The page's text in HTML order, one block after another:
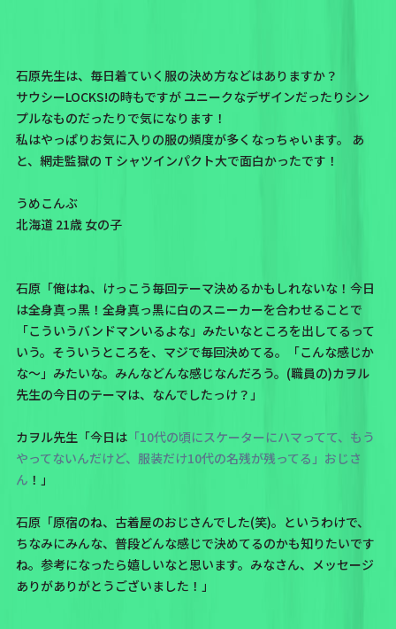
石原先生は、毎日着ていく服の決め方などはありますか？
サウシーLOCKS!の時もですが ユニークなデザインだったりシン
プルなものだったりで気になります！
私はやっぱりお気に入りの服の頻度が多くなっちゃいます。 あ
と、網走監獄の T シャツインパクト大で面白かったです！
うめこんぶ
北海道 21歳 女の子
石原「俺はね、けっこう毎回テーマ決めるかもしれないな！今日
は全身真っ黒！全身真っ黒に白のスニーカーを合わせることで
「こういうバンドマンいるよな」みたいなところを出してるって
いう。そういうところを、マジで毎回決めてる。「こんな感じか
な～」みたいな。みんなどんな感じなんだろう。(職員の)カヲル
先生の今日のテーマは、なんでしたっけ？」
カヲル先生「今日は「10代の頃にスケーターにハマってて、もう
やってないんだけど、服装だけ10代の名残が残ってる」おじさ
ん ！」
石原「原宿のね、古着屋のおじさんでした(笑)。というわけで、
ちなみにみんな、普段どんな感じで決めてるのかも知りたいです
ね。参考になったら嬉しいなと思います。みなさん、メッセージ
ありがありがとうございました！」